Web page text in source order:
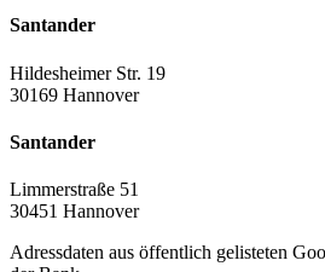
Santander
Hildesheimer Str. 19
30169 Hannover
Santander
Limmerstraße 51
30451 Hannover
Adressdaten aus öffentlich gelisteten